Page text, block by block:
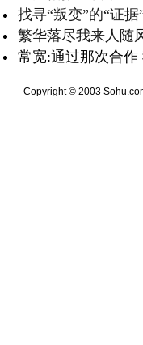
找寻“叛变”的“证
繁华落尽我来人随
常宽:通过那次合
Copyright © 2003